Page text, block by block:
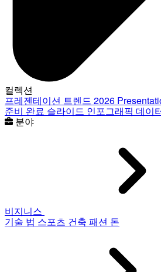
컬렉션
프레젠테이션 트렌드 2026
준비 완료 슬라이드 인포그래픽 데이
분야
비지니스
기술 법 스포츠 건축 패션 돈